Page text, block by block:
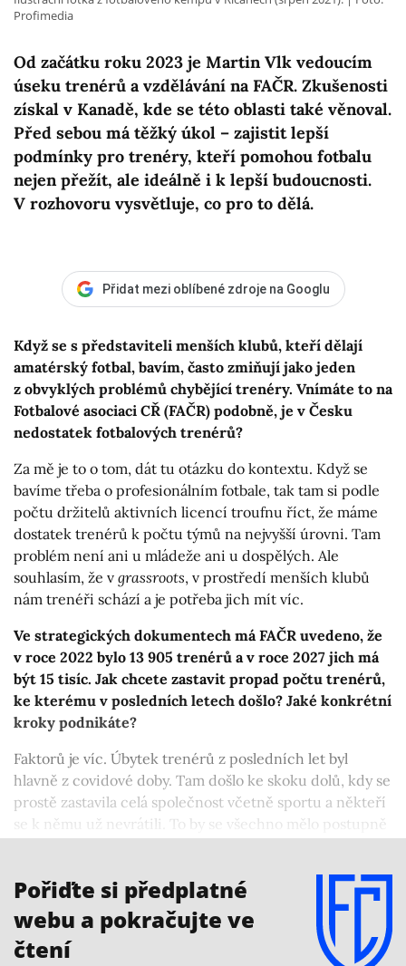
Od začátku roku 2023 je Martin Vlk vedoucím
úseku trenérů a vzdělávání na FAČR. Zkušenosti
získal v Kanadě, kde se této oblasti také věnoval.
Před sebou má těžký úkol – zajistit lepší
podmínky pro trenéry, kteří pomohou fotbalu
nejen přežít, ale ideálně i k lepší budoucnosti.
V rozhovoru vysvětluje, co pro to dělá.
Profimedia
Přidat mezi oblíbené zdroje na Googlu
Když se s představiteli menších klubů, kteří dělají
amatérský fotbal, bavím, často zmiňují jako jeden
z obvyklých problémů chybějící trenéry. Vnímáte to na
Fotbalové asociaci CŘ (FAČR) podobně, je v Česku
nedostatek fotbalových trenérů?
Za mě je to o tom, dát tu otázku do kontextu. Když se
bavíme třeba o profesionálním fotbale, tak tam si podle
počtu držitelů aktivních licencí troufnu říct, že máme
dostatek trenérů k počtu týmů na nejvyšší úrovni. Tam
problém není ani u mládeže ani u dospělých. Ale
souhlasím, že v grassroots, v prostředí menších klubů
nám trenéři schází a je potřeba jich mít víc.
Ve strategických dokumentech má FAČR uvedeno, že
v roce 2022 bylo 13 905 trenérů a v roce 2027 jich má
být 15 tisíc. Jak chcete zastavit propad počtu trenérů,
ke kterému v posledních letech došlo? Jaké konkrétní
kroky podnikáte?
Faktorů je víc. Úbytek trenérů z posledních let byl
hlavně z covidové doby. Tam došlo ke skoku dolů, kdy se
prostě zastavila celá společnost včetně sportu a někteří
se k němu už nevrátili. To by se všechno mělo postupně
Pořiďte si předplatné
webu a pokračujte ve
čtení